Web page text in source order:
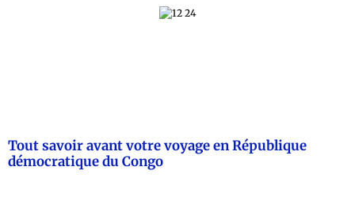
Tout savoir avant votre voyage en République
démocratique du Congo